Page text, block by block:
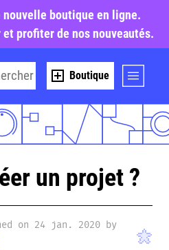
boutique en ligne.
et profiter de nos nouveautés.
Boutique
un projet ?
on 24 jan. 2020 by